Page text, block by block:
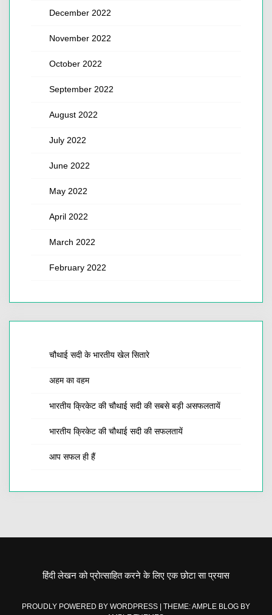
December 2022
November 2022
October 2022
September 2022
August 2022
July 2022
June 2022
May 2022
April 2022
March 2022
February 2022
चौथाई सदी के भारतीय खेल सितारे
अहम का वहम
भारतीय क्रिकेट की चौथाई सदी की सबसे बड़ी असफलतायें
भारतीय क्रिकेट की चौथाई सदी की सफलतायें
आप सफल ही हैं
हिंदी लेखन को प्रोत्साहित करने के लिए एक छोटा सा प्रयास
PROUDLY POWERED BY WORDPRESS
THEME: AMPLE BLOG BY